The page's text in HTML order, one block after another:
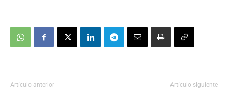
Artículo anterior Artículo siguiente